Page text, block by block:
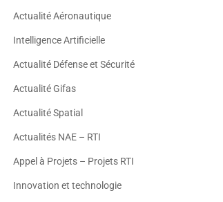
Actualité Aéronautique
Intelligence Artificielle
Actualité Défense et Sécurité
Actualité Gifas
Actualité Spatial
Actualités NAE – RTI
Appel à Projets – Projets RTI
Innovation et technologie